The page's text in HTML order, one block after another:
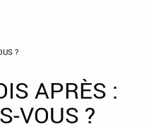
?
APRÈS :
VOUS ?